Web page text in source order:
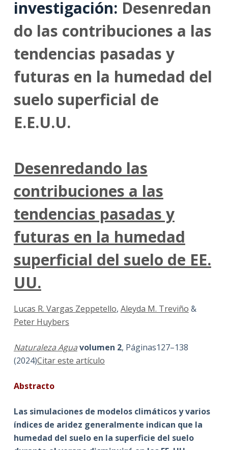
investigación: Desenredan
do las contribuciones a las
tendencias pasadas y
futuras en la humedad del
suelo superficial de
E.E.U.U.
Desenredando las
contribuciones a las
tendencias pasadas y
futuras en la humedad
superficial del suelo de EE.
UU.
Lucas R. Vargas Zeppetello, Aleyda M. Treviño &
Peter Huybers
Naturaleza Aguavolumen 2, Páginas127–138
(2024)Citar este artículo
Abstracto
Las simulaciones de modelos climáticos y varios
índices de aridez generalmente indican que la
humedad del suelo en la superficie del suelo